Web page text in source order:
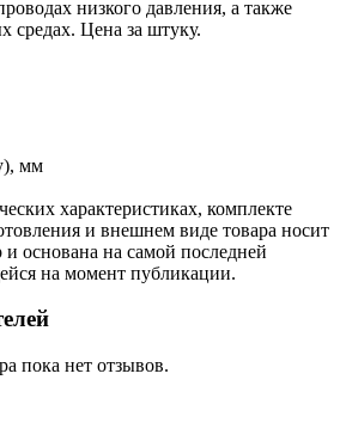
низкого давления, а также
средах. Цена за штуку.
мм
характеристиках, комплекте
и внешнем виде товара носит
основана на самой последней
на момент публикации.
пока нет отзывов.